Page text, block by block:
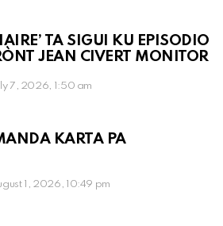
TA SIGUI KU EPISODIO
JEAN CIVERT MONITOR
7, 2026, 1:50 am
KARTA PA
1, 2026, 10:49 pm